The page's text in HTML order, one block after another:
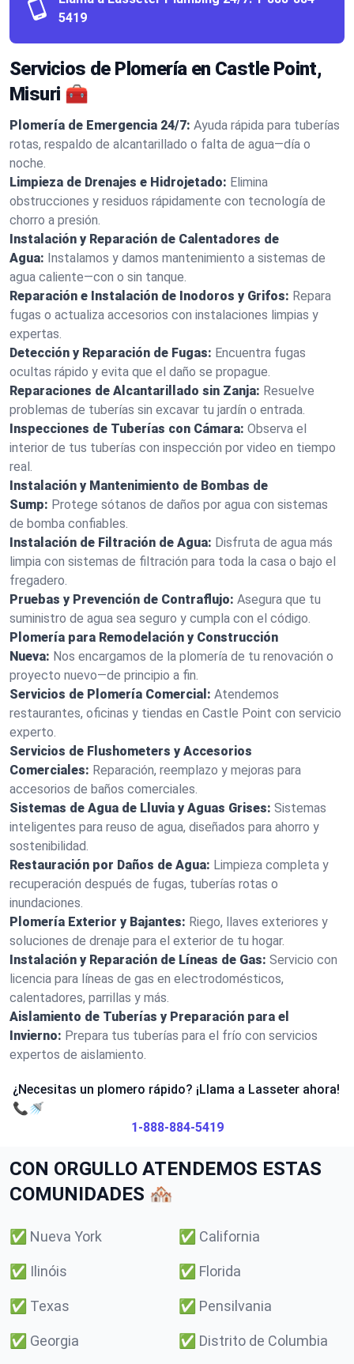
5419
Servicios de Plomería en Castle Point,
Misuri 🧰
Plomería de Emergencia 24/7: Ayuda rápida para tuberías
rotas, respaldo de alcantarillado o falta de agua—día o
noche.
Limpieza de Drenajes e Hidrojetado: Elimina
obstrucciones y residuos rápidamente con tecnología de
chorro a presión.
Instalación y Reparación de Calentadores de
Agua: Instalamos y damos mantenimiento a sistemas de
agua caliente—con o sin tanque.
Reparación e Instalación de Inodoros y Grifos: Repara
fugas o actualiza accesorios con instalaciones limpias y
expertas.
Detección y Reparación de Fugas: Encuentra fugas
ocultas rápido y evita que el daño se propague.
Reparaciones de Alcantarillado sin Zanja: Resuelve
problemas de tuberías sin excavar tu jardín o entrada.
Inspecciones de Tuberías con Cámara: Observa el
interior de tus tuberías con inspección por video en tiempo
real.
Instalación y Mantenimiento de Bombas de
Sump: Protege sótanos de daños por agua con sistemas
de bomba confiables.
Instalación de Filtración de Agua: Disfruta de agua más
limpia con sistemas de filtración para toda la casa o bajo el
fregadero.
Pruebas y Prevención de Contraflujo: Asegura que tu
suministro de agua sea seguro y cumpla con el código.
Plomería para Remodelación y Construcción
Nueva: Nos encargamos de la plomería de tu renovación o
proyecto nuevo—de principio a fin.
Servicios de Plomería Comercial: Atendemos
restaurantes, oficinas y tiendas en Castle Point con servicio
experto.
Servicios de Flushometers y Accesorios
Comerciales: Reparación, reemplazo y mejoras para
accesorios de baños comerciales.
Sistemas de Agua de Lluvia y Aguas Grises: Sistemas
inteligentes para reuso de agua, diseñados para ahorro y
sostenibilidad.
Restauración por Daños de Agua: Limpieza completa y
recuperación después de fugas, tuberías rotas o
inundaciones.
Plomería Exterior y Bajantes: Riego, llaves exteriores y
soluciones de drenaje para el exterior de tu hogar.
Instalación y Reparación de Líneas de Gas: Servicio con
licencia para líneas de gas en electrodomésticos,
calentadores, parrillas y más.
Aislamiento de Tuberías y Preparación para el
Invierno: Prepara tus tuberías para el frío con servicios
expertos de aislamiento.
¿Necesitas un plomero rápido? ¡Llama a Lasseter ahora!
📞🚿
1-888-884-5419
CON ORGULLO ATENDEMOS ESTAS
COMUNIDADES 🏘️
✅ Nueva York ✅ California
✅ Ilinóis ✅ Florida
✅ Texas ✅ Pensilvania
✅ Georgia ✅ Distrito de Columbia